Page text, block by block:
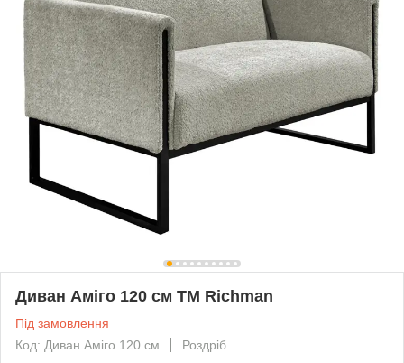
Диван Аміго 120 см ТМ Richman
Під замовлення
Код: Диван Аміго 120 см
Роздріб